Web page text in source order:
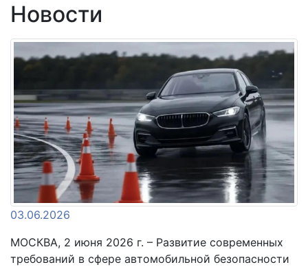
Новости
03.06.2026
МОСКВА, 2 июня 2026 г. – Развитие современных
требований в сфере автомобильной безопасности